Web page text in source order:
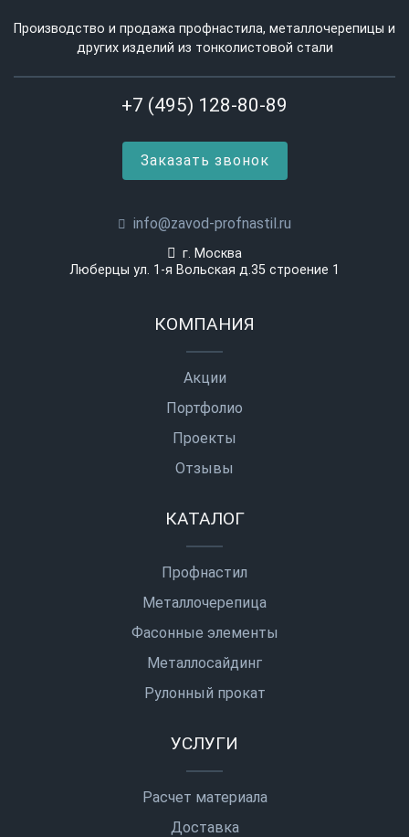
Производство и продажа профнастила, металлочерепицы и
других изделий из тонколистовой стали
+7 (495) 128-80-89
Заказать звонок
info@zavod-profnastil.ru
г. Москва
Люберцы ул. 1-я Вольская д.35 строение 1
КОМПАНИЯ
Акции
Портфолио
Проекты
Отзывы
КАТАЛОГ
Профнастил
Металлочерепица
Фасонные элементы
Металлосайдинг
Рулонный прокат
УСЛУГИ
Расчет материала
Доставка